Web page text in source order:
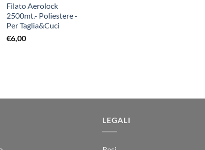
Filato Aerolock
2500mt.- Poliestere -
Per Taglia&Cuci
€6,00
LEGALI